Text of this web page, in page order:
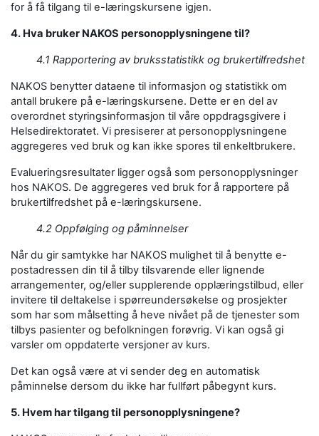
for å få tilgang til e-læringskursene igjen.
4. Hva bruker NAKOS personopplysningene til?
4.1 Rapportering av bruksstatistikk og brukertilfredshet
NAKOS benytter dataene til informasjon og statistikk om
antall brukere på e-læringskursene. Dette er en del av
overordnet styringsinformasjon til våre oppdragsgivere i
Helsedirektoratet. Vi presiserer at personopplysningene
aggregeres ved bruk og kan ikke spores til enkeltbrukere.
Evalueringsresultater ligger også som personopplysninger
hos NAKOS. De aggregeres ved bruk for å rapportere på
brukertilfredshet på e-læringskursene.
4.2 Oppfølging og påminnelser
Når du gir samtykke har NAKOS mulighet til å benytte e-
postadressen din til å tilby tilsvarende eller lignende
arrangementer, og/eller supplerende opplæringstilbud, eller
invitere til deltakelse i spørreundersøkelse og prosjekter
som har som målsetting å heve nivået på de tjenester som
tilbys pasienter og befolkningen forøvrig. Vi kan også gi
varsler om oppdaterte versjoner av kurs.
Det kan også være at vi sender deg en automatisk
påminnelse dersom du ikke har fullført påbegynt kurs.
5. Hvem har tilgang til personopplysningene?